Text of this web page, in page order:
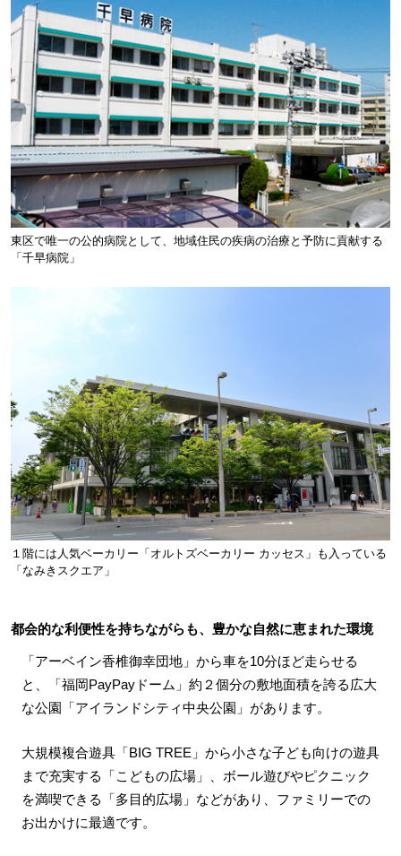
東区で唯一の公的病院として、地域住民の疾病の治療と予防に貢献する
「千早病院」
１階には人気ベーカリー「オルトズベーカリー カッセス」も入っている
「なみきスクエア」
都会的な利便性を持ちながらも、豊かな自然に恵まれた環境
「アーベイン香椎御幸団地」から車を10分ほど走らせる
と、「福岡PayPayドーム」約２個分の敷地面積を誇る広大
な公園「アイランドシティ中央公園」があります。
大規模複合遊具「BIG TREE」から小さな子ども向けの遊具
まで充実する「こどもの広場」、ボール遊びやピクニック
を満喫できる「多目的広場」などがあり、ファミリーでの
お出かけに最適です。